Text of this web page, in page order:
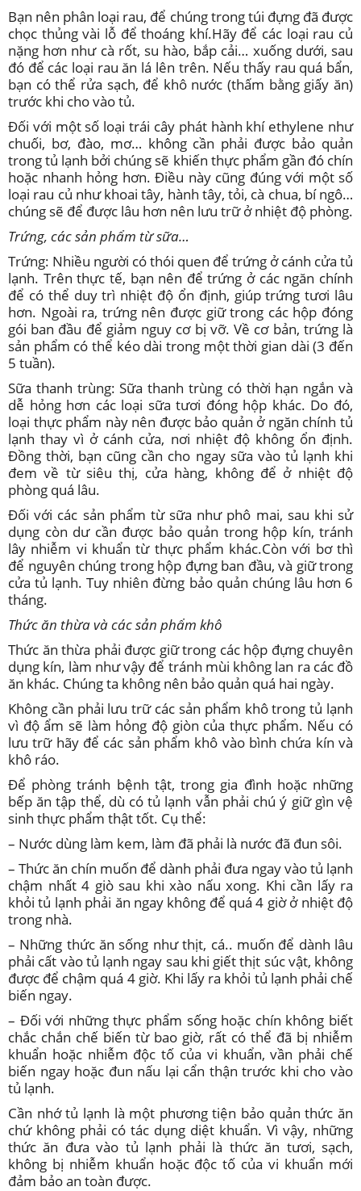
Bạn nên phân loại rau, để chúng trong túi đựng đã được
chọc thủng vài lỗ để thoáng khí.Hãy để các loại rau củ
nặng hơn như cà rốt, su hào, bắp cải… xuống dưới, sau
đó để các loại rau ăn lá lên trên. Nếu thấy rau quá bẩn,
bạn có thể rửa sạch, để khô nước (thấm bằng giấy ăn)
trước khi cho vào tủ.
Đối với một số loại trái cây phát hành khí ethylene như
chuối, bơ, đào, mơ… không cần phải được bảo quản
trong tủ lạnh bởi chúng sẽ khiến thực phẩm gần đó chín
hoặc nhanh hỏng hơn. Điều này cũng đúng với một số
loại rau củ như khoai tây, hành tây, tỏi, cà chua, bí ngô…
chúng sẽ để được lâu hơn nên lưu trữ ở nhiệt độ phòng.
Trứng, các sản phẩm từ sữa…
Trứng: Nhiều người có thói quen để trứng ở cánh cửa tủ
lạnh. Trên thực tế, bạn nên để trứng ở các ngăn chính
để có thể duy trì nhiệt độ ổn định, giúp trứng tươi lâu
hơn. Ngoài ra, trứng nên được giữ trong các hộp đóng
gói ban đầu để giảm nguy cơ bị vỡ. Về cơ bản, trứng là
sản phẩm có thể kéo dài trong một thời gian dài (3 đến
5 tuần).
Sữa thanh trùng: Sữa thanh trùng có thời hạn ngắn và
dễ hỏng hơn các loại sữa tươi đóng hộp khác. Do đó,
loại thực phẩm này nên được bảo quản ở ngăn chính tủ
lạnh thay vì ở cánh cửa, nơi nhiệt độ không ổn định.
Đồng thời, bạn cũng cần cho ngay sữa vào tủ lạnh khi
đem về từ siêu thị, cửa hàng, không để ở nhiệt độ
phòng quá lâu.
Đối với các sản phẩm từ sữa như phô mai, sau khi sử
dụng còn dư cần được bảo quản trong hộp kín, tránh
lây nhiễm vi khuẩn từ thực phẩm khác.Còn với bơ thì
để nguyên chúng trong hộp đựng ban đầu, và giữ trong
cửa tủ lạnh. Tuy nhiên đừng bảo quản chúng lâu hơn 6
tháng.
Thức ăn thừa và các sản phẩm khô
Thức ăn thừa phải được giữ trong các hộp đựng chuyên
dụng kín, làm như vậy để tránh mùi không lan ra các đồ
ăn khác. Chúng ta không nên bảo quản quá hai ngày.
Không cần phải lưu trữ các sản phẩm khô trong tủ lạnh
vì độ ẩm sẽ làm hỏng độ giòn của thực phẩm. Nếu có
lưu trữ hãy để các sản phẩm khô vào bình chứa kín và
khô ráo.
Để phòng tránh bệnh tật, trong gia đình hoặc những
bếp ăn tập thể, dù có tủ lạnh vẫn phải chú ý giữ gìn vệ
sinh thực phẩm thật tốt. Cụ thể:
– Nước dùng làm kem, làm đã phải là nước đã đun sôi.
– Thức ăn chín muốn để dành phải đưa ngay vào tủ lạnh
chậm nhất 4 giò sau khi xào nấu xong. Khi cần lấy ra
khỏi tủ lạnh phải ăn ngay không để quá 4 giờ ở nhiệt độ
trong nhà.
– Những thức ăn sống như thịt, cá.. muốn để dành lâu
phải cất vào tủ lạnh ngay sau khi giết thịt súc vật, không
được để chậm quá 4 giờ. Khi lấy ra khỏi tủ lạnh phải chế
biến ngay.
– Đối với những thực phẩm sống hoặc chín không biết
chắc chắn chế biến từ bao giờ, rất có thể đã bị nhiễm
khuẩn hoặc nhiễm độc tố của vi khuẩn, vần phải chế
biến ngay hoặc đun nấu lại cẩn thận trước khi cho vào
tủ lạnh.
Cần nhớ tủ lạnh là một phương tiện bảo quản thức ăn
chứ không phải có tác dụng diệt khuẩn. Vì vậy, những
thức ăn đưa vào tủ lạnh phải là thức ăn tươi, sạch,
không bị nhiễm khuẩn hoặc độc tố của vi khuẩn mới
đảm bảo an toàn được.